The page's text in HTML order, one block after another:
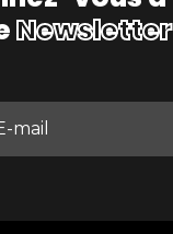
Newsletter